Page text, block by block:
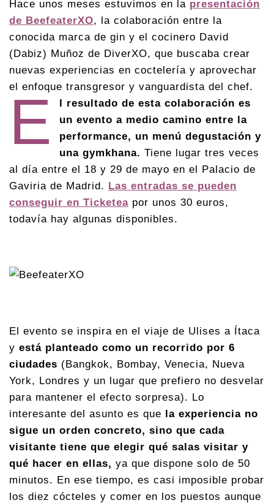
Hace unos meses estuvimos en la presentación
de BeefeaterXO, la colaboración entre la
conocida marca de gin y el cocinero David
(Dabiz) Muñoz de DiverXO, que buscaba crear
nuevas experiencias en coctelería y aprovechar
el enfoque transgresor y vanguardista del chef.
E
l resultado de esta colaboración es
un evento a medio camino entre la
performance, un menú degustación y
una gymkhana. Tiene lugar tres veces
al día entre el 18 y 29 de mayo en el Palacio de
Gaviria de Madrid. Las entradas se pueden
conseguir en Ticketea por unos 30 euros,
todavía hay algunas disponibles.
El evento se inspira en el viaje de Ulises a Ítaca
y está planteado como un recorrido por 6
ciudades (Bangkok, Bombay, Venecia, Nueva
York, Londres y un lugar que prefiero no desvelar
para mantener el efecto sorpresa). Lo
interesante del asunto es que la experiencia no
sigue un orden concreto, sino que cada
visitante tiene que elegir qué salas visitar y
qué hacer en ellas, ya que dispone solo de 50
minutos. En ese tiempo, es casi imposible probar
los diez cócteles y comer en los puestos aunque